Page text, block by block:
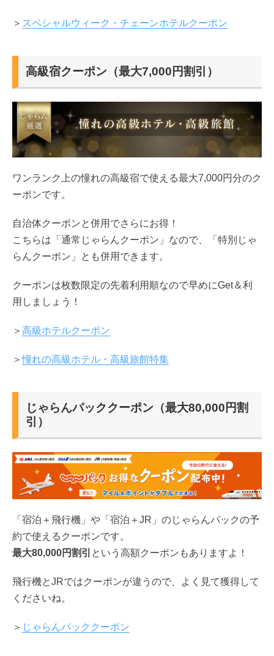
＞ スペシャルウィーク・チェーンホテルクーポン
高級宿クーポン（最大7,000円割引）
ワンランク上の憧れの高級宿で使える最大7,000円分のク
ーポンです。
自治体クーポンと併用でさらにお得！
こちらは「通常じゃらんクーポン」なので、「特別じゃ
らんクーポン」とも併用できます。
クーポンは枚数限定の先着利用順なので早めにGet＆利
用しましょう！
＞ 高級ホテルクーポン
＞憧れの高級ホテル・高級旅館特集
じゃらんパッククーポン（最大80,000円割
引）
「宿泊＋飛行機」や「宿泊＋JR」のじゃらんパックの予
約で使えるクーポンです。
最大80,000円割引 という高額クーポンもありますよ！
飛行機とJRではクーポンが違うので、よく見て獲得して
くださいね。
＞ じゃらんパッククーポン